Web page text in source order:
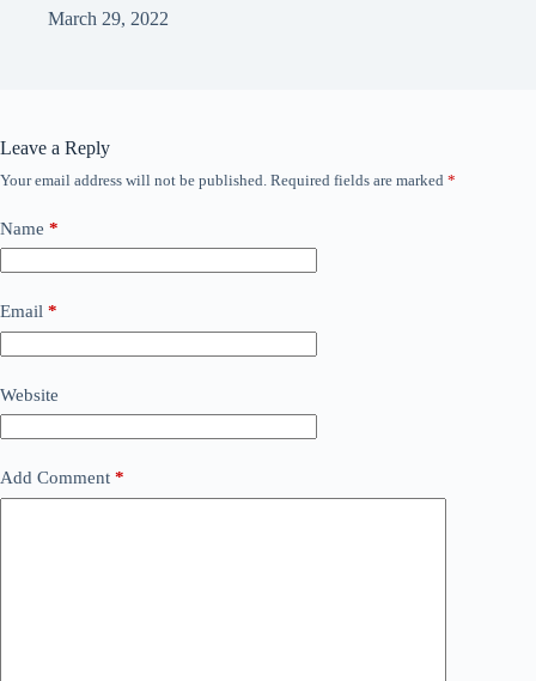
March 29, 2022
Leave a Reply
Your email address will not be published. Required fields are marked *
Name *
Email *
Website
Add Comment *